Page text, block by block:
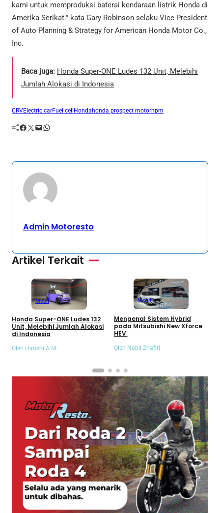
kami untuk memproduksi baterai kendaraan listrik Honda di
Amerika Serikat.” kata Gary Robinson selaku Vice President
of Auto Planning & Strategy for American Honda Motor Co.,
Inc.
Baca juga: Honda Super-ONE Ludes 132 Unit, Melebihi
Jumlah Alokasi di Indonesia
CRVElectric carFuel cell Honda honda prospect motorhpm
Facebook Twitter Mail WhatsApp
Admin Motoresto
Artikel Terkait
Mobil
Honda Super-ONE Ludes 132
Unit, Melebihi Jumlah Alokasi
di Indonesia
Oleh Hiroshi A.M
Mobil
Mengenal Sistem Hybrid
pada Mitsubishi New Xforce
HEV
Oleh Nabil Zhafiri